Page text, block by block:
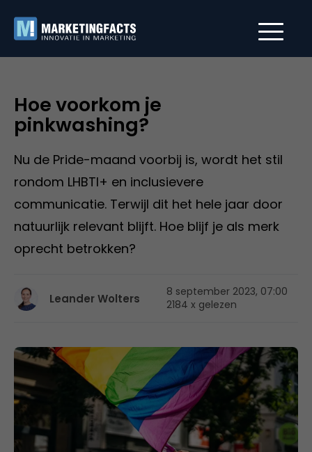
Hoe voorkom je
pinkwashing?
Nu de Pride-maand voorbij is, wordt het stil
rondom LHBTI+ en inclusievere
communicatie. Terwijl dit het hele jaar door
natuurlijk relevant blijft. Hoe blijf je als merk
oprecht betrokken?
Leander Wolters
8 september 2023, 07:00
2184 x gelezen